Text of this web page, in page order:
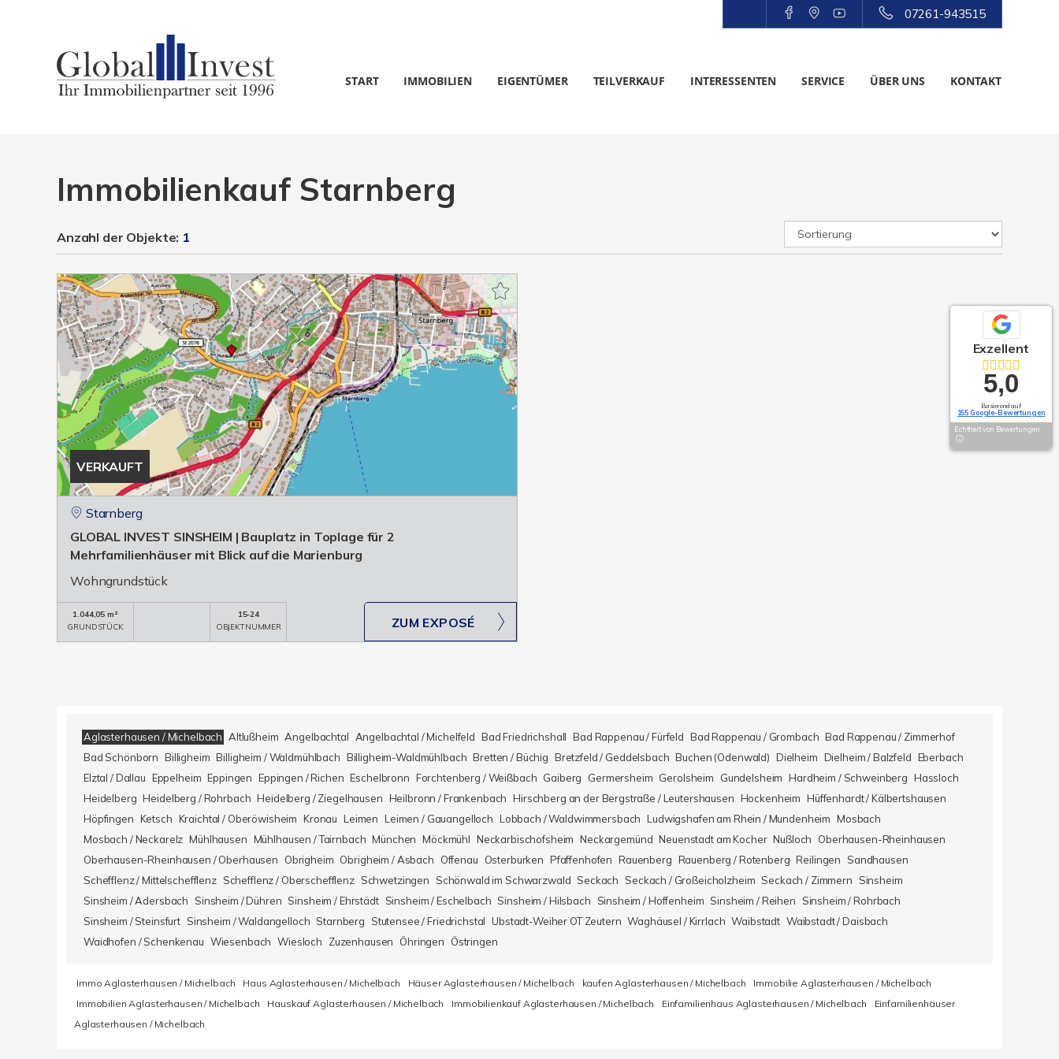
07261-943515
START IMMOBILIEN EIGENTÜMER TEILVERKAUF INTERESSENTEN SERVICE ÜBER UNS KONTAKT
Immobilienkauf Starnberg
Anzahl der Objekte: 1
VERKAUFT
Starnberg
GLOBAL INVEST SINSHEIM | Bauplatz in Toplage für 2
Mehrfamilienhäuser mit Blick auf die Marienburg
Wohngrundstück
1.044,05 m²
GRUNDSTÜCK
15-24
OBJEKTNUMMER
ZUM EXPOSÉ
Aglasterhausen / Michelbach Altlußheim Angelbachtal Angelbachtal / Michelfeld Bad Friedrichshall Bad Rappenau / Fürfeld Bad Rappenau / Grombach Bad Rappenau / Zimmerhof
Bad Schönborn Billigheim Billigheim / Waldmühlbach Billigheim-Waldmühlbach Bretten / Büchig Bretzfeld / Geddelsbach Buchen (Odenwald) Dielheim Dielheim / Balzfeld Eberbach
Elztal / Dallau Eppelheim Eppingen Eppingen / Richen Eschelbronn Forchtenberg / Weißbach Gaiberg Germersheim Gerolsheim Gundelsheim Hardheim / Schweinberg Hassloch
Heidelberg Heidelberg / Rohrbach Heidelberg / Ziegelhausen Heilbronn / Frankenbach Hirschberg an der Bergstraße / Leutershausen Hockenheim Hüffenhardt / Kälbertshausen
Höpfingen Ketsch Kraichtal / Oberöwisheim Kronau Leimen Leimen / Gauangelloch Lobbach / Waldwimmersbach Ludwigshafen am Rhein / Mundenheim Mosbach
Mosbach / Neckarelz Mühlhausen Mühlhausen / Tairnbach München Möckmühl Neckarbischofsheim Neckargemünd Neuenstadt am Kocher Nußloch
Oberhausen-Rheinhausen
Oberhausen-Rheinhausen / Oberhausen
Obrigheim Obrigheim / Asbach Offenau Osterburken Pfaffenhofen Rauenberg Rauenberg / Rotenberg Reilingen
Sandhausen
Schefflenz / Mittelschefflenz Schefflenz / Oberschefflenz Schwetzingen Schönwald im Schwarzwald Seckach Seckach / Großeicholzheim Seckach / Zimmern
Sinsheim
Sinsheim / Adersbach
Sinsheim / Dühren Sinsheim / Ehrstädt Sinsheim / Eschelbach Sinsheim / Hilsbach Sinsheim / Hoffenheim Sinsheim / Reihen
Sinsheim / Rohrbach
Sinsheim / Steinsfurt Sinsheim / Waldangelloch Starnberg Stutensee / Friedrichstal Ubstadt-Weiher OT Zeutern Waghäusel / Kirrlach Waibstadt Waibstadt / Daisbach
Waidhofen / Schenkenau Wiesenbach Wiesloch Zuzenhausen Öhringen Östringen
Immo Aglasterhausen / Michelbach Haus Aglasterhausen / Michelbach Häuser Aglasterhausen / Michelbach kaufen Aglasterhausen / Michelbach
Immobilie Aglasterhausen / Michelbach
Immobilien Aglasterhausen / Michelbach
Hauskauf Aglasterhausen / Michelbach Immobilienkauf Aglasterhausen / Michelbach Einfamilienhaus Aglasterhausen / Michelbach
Einfamilienhäuser
Aglasterhausen / Michelbach
Exzellent
5,0
Basierend auf
155 Google-Bewertungen
Echtheit von Bewertungen